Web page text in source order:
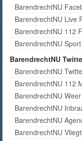
BarendrechtNU
BarendrechtNU Live
BarendrechtNU 112
BarendrechtNU
BarendrechtNU
BarendrechtNU
BarendrechtNU 112
BarendrechtNU
BarendrechtNU
BarendrechtNU
BarendrechtNU